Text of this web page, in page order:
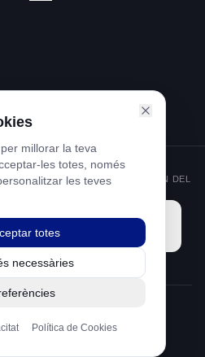
PELS FONS NEXT GENERATION DEL
I RESILIÈNCIA
Política de CookiesAvís Legal
millorar la teva
les totes, només
les teves
totes
necessàries
Política de Cookies